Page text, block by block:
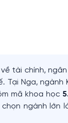
tài chính,
Tại Nga, ngành
mã khoa học
ngành lớn